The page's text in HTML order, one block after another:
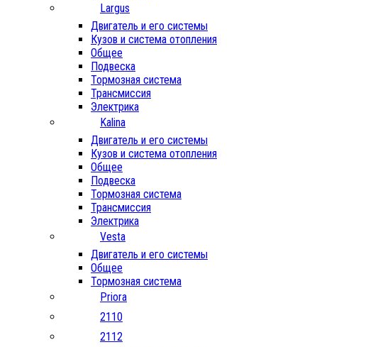
Largus
Двигатель и его системы
Кузов и система отопления
Общее
Подвеска
Тормозная система
Трансмиссия
Электрика
Kalina
Двигатель и его системы
Кузов и система отопления
Общее
Подвеска
Тормозная система
Трансмиссия
Электрика
Vesta
Двигатель и его системы
Общее
Тормозная система
Priora
2110
2112